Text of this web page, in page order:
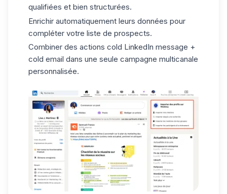
qualifiées et bien structurées.
Enrichir automatiquement leurs données pour
compléter votre liste de prospects.
Combiner des actions cold LinkedIn message +
cold email dans une seule campagne multicanale
personnalisée.